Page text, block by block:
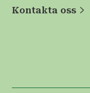
Kontakta oss